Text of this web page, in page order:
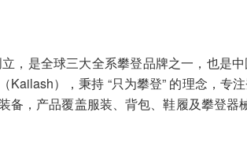
，是全球三大全系攀登品牌之一，也是
Kailash），秉持 “只为攀登” 的理念，专
备，产品覆盖服装、背包、鞋履及攀登器